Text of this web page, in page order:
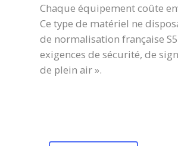
Chaque équipement coûte
Ce type de matériel ne
de normalisation française
exigences de sécurité, de
de plein air ».